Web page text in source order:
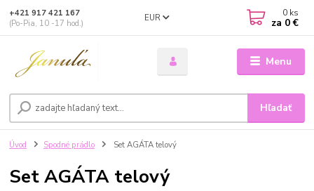
Menu
EUR
Hľadať
+421 917 421 167
(Po-Pia, 10 -17 hod.)
0 ks
za 0 €
Úvod Spodné prádlo Set AGÁTA telový
Set AGÁTA telový